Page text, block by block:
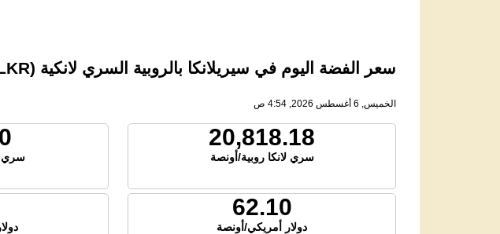
سعر الفضة اليوم في سيريلانكا بالروبية السري لانكية (LKR)
الخميس, 6 أغسطس 2026, 4:54 ص
20,818.18
سري لانكا روبية/أونصة سري
62.10
دولار أمريكي/أونصة